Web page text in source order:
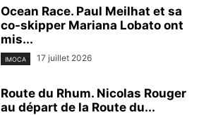
Ocean Race. Paul Meilhat et sa
co-skipper Mariana Lobato ont
mis...
IMOCA 17 juillet 2026
Route du Rhum. Nicolas Rouger
au départ de la Route du...